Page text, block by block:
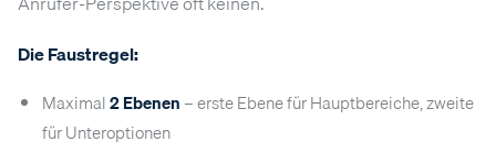
Die Faustregel:
Maximal2 Ebenen – erste Ebene für Hauptbereiche, zweite
für Unteroptionen